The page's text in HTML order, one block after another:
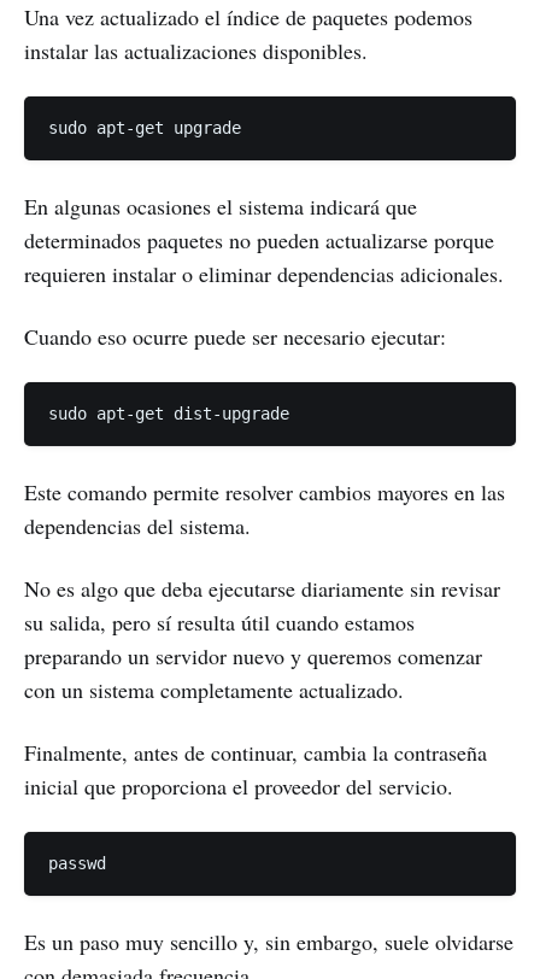
Una vez actualizado el índice de paquetes podemos
instalar las actualizaciones disponibles.
En algunas ocasiones el sistema indicará que
determinados paquetes no pueden actualizarse porque
requieren instalar o eliminar dependencias adicionales.
Cuando eso ocurre puede ser necesario ejecutar:
Este comando permite resolver cambios mayores en las
dependencias del sistema.
No es algo que deba ejecutarse diariamente sin revisar
su salida, pero sí resulta útil cuando estamos
preparando un servidor nuevo y queremos comenzar
con un sistema completamente actualizado.
Finalmente, antes de continuar, cambia la contraseña
inicial que proporciona el proveedor del servicio.
Es un paso muy sencillo y, sin embargo, suele olvidarse